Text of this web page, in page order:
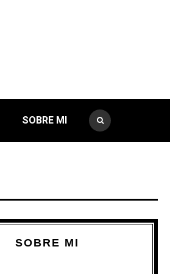
SOBRE MI
SOBRE MI